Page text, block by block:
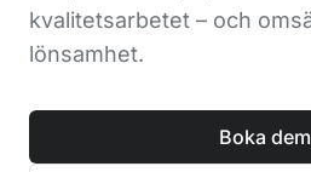
kvalitetsarbetet – och
lönsamhet.
Boka